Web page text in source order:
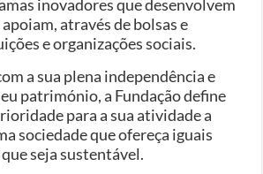
inovadores que desenvolvem
através de bolsas e
e organizações sociais.
a sua plena independência e
património, a Fundação define
para a sua atividade a
sociedade que ofereça iguais
seja sustentável.